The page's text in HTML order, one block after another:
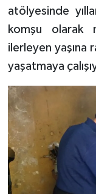
atölyesinde
komşu olarak
ilerleyen yaşına
yaşatmaya